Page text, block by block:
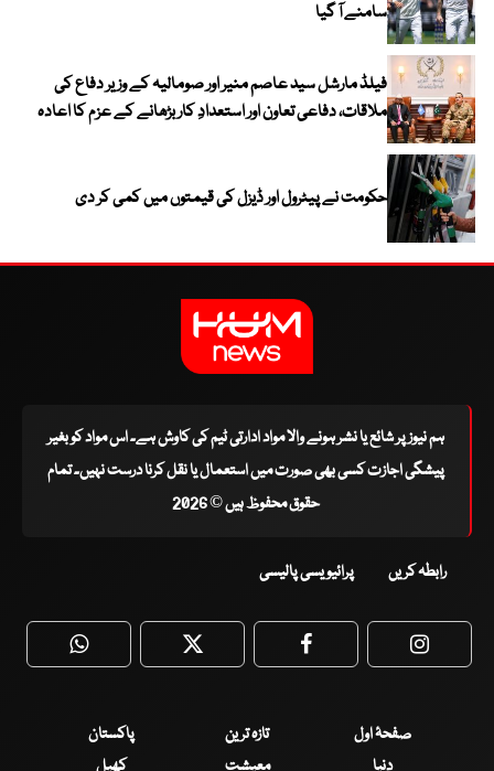
سامنے آ گیا
فیلڈ مارشل سید عاصم منیر اور صومالیہ کے وزیر دفاع کی
ملاقات، دفاعی تعاون اور استعدادِ کار بڑھانے کے عزم کا اعادہ
حکومت نے پیٹرول اور ڈیزل کی قیمتوں میں کمی کر دی
ہم نیوز پر شائع یا نشر ہونے والا مواد ادارتی ٹیم کی کاوش ہے۔ اس مواد کو بغیر
پیشگی اجازت کسی بھی صورت میں استعمال یا نقل کرنا درست نہیں۔ تمام
حقوق محفوظ ہیں © 2026
رابطہ کریں پرائیویسی پالیسی
WhatsApp Twitter Facebook
صفحۂ اول تازہ ترین
پاکستان